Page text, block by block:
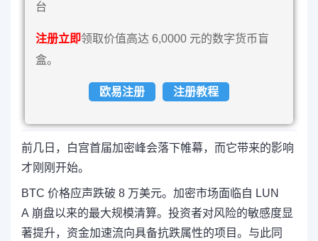
台
注册立即领取价值高达 6,0000 元的数字货币盲
盒。
欧易注册 注册教程
前几日，白宫首届加密峰会落下帷幕，而它带来的影响
才刚刚开始。
BTC 价格应声跌破 8 万美元。加密市场面临自 LUN
A 崩盘以来的最大规模清算。投资者对风险的敏感度显
著提升，资金加速流向具备抗跌属性的项目。与此同